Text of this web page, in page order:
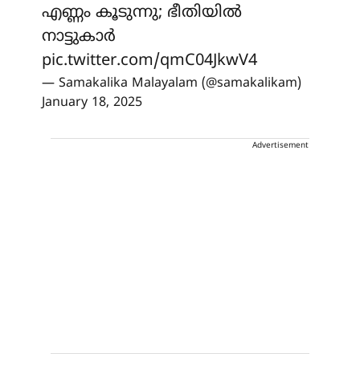
എണ്ണം കൂടുന്നു; ഭീതിയില്‍
നാട്ടുകാര്‍
pic.twitter.com/qmC04JkwV4
— Samakalika Malayalam (@samakalikam)
January 18, 2025
Advertisement